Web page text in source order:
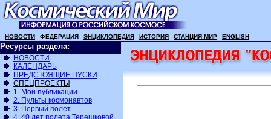
НОВОСТИ ФЕДЕРАЦИЯ ЭНЦИКЛОПЕДИЯ ИСТОРИЯ СТАНЦИЯ МИР ENGLISH
Ресурсы раздела:
НОВОСТИ
КАЛЕНДАРЬ
ПРЕДСТОЯЩИЕ ПУСКИ
СПЕЦПРОЕКТЫ
1. Мои публикации
2. Пульты космонавтов
3. Первый полет
4. 40 лет полета Терешковой